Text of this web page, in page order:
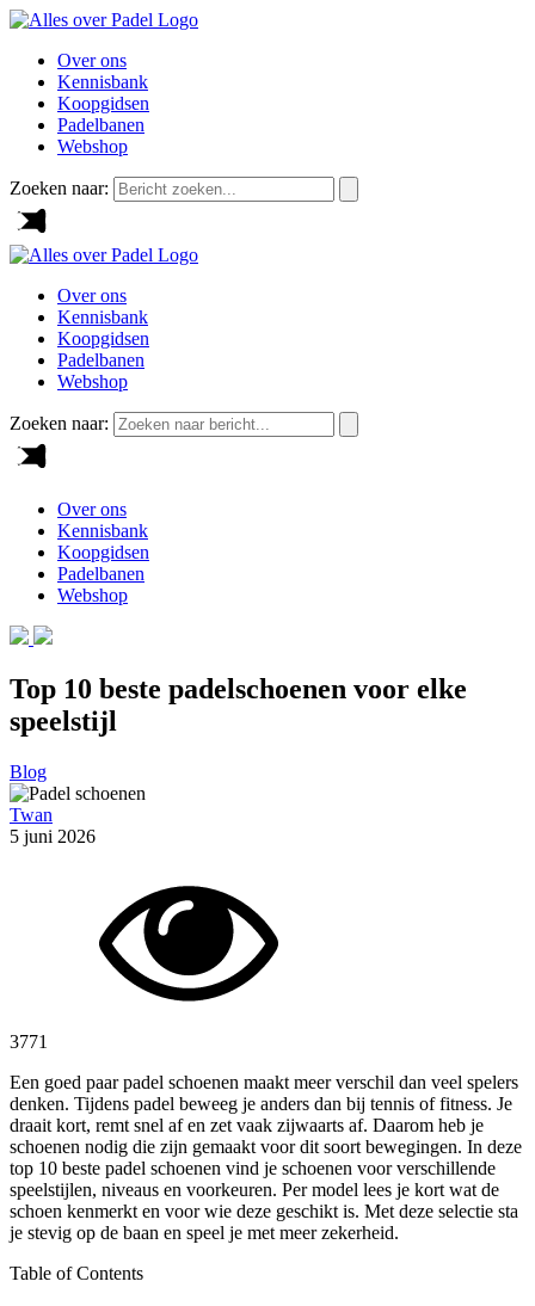
Over ons
Kennisbank
Koopgidsen
Padelbanen
Webshop
Zoeken naar:
Over ons
Kennisbank
Koopgidsen
Padelbanen
Webshop
Zoeken naar:
Over ons
Kennisbank
Koopgidsen
Padelbanen
Webshop
Top 10 beste padelschoenen voor elke
speelstijl
Blog
Twan
5 juni 2026
3771
Een goed paar padel schoenen maakt meer verschil dan veel spelers
denken. Tijdens padel beweeg je anders dan bij tennis of fitness. Je
draait kort, remt snel af en zet vaak zijwaarts af. Daarom heb je
schoenen nodig die zijn gemaakt voor dit soort bewegingen. In deze
top 10 beste padel schoenen vind je schoenen voor verschillende
speelstijlen, niveaus en voorkeuren. Per model lees je kort wat de
schoen kenmerkt en voor wie deze geschikt is. Met deze selectie sta
je stevig op de baan en speel je met meer zekerheid.
Table of Contents